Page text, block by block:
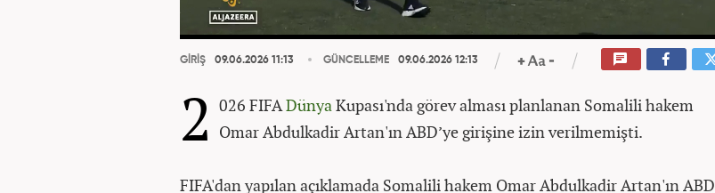
GİRİŞ 09.06.2026 11:13 GÜNCELLEME 09.06.2026 12:13
2 026 FIFADünyaKupası'nda görev alması planlanan Somalili hakem
Omar Abdulkadir Artan'ın ABD’ye girişine izin verilmemişti.
FIFA'dan yapılan açıklamada Somalili hakem Omar Abdulkadir Artan'ın ABD